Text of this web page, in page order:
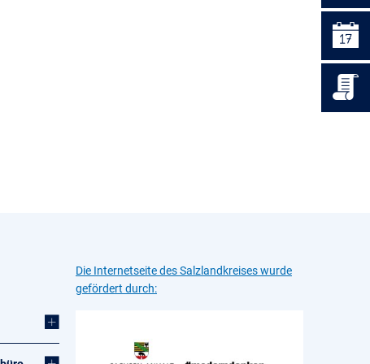
Die Internetseite des Salzlandkreises wurde
gefördert durch: